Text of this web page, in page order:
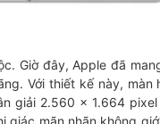
Giờ đây, Apple đã
Với thiết kế này, màn
giải 2.560 x 1.664
mãn nhãn không